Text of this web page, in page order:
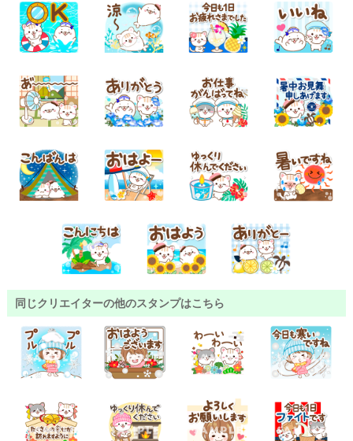
同じクリエイターの他のスタンプはこちら